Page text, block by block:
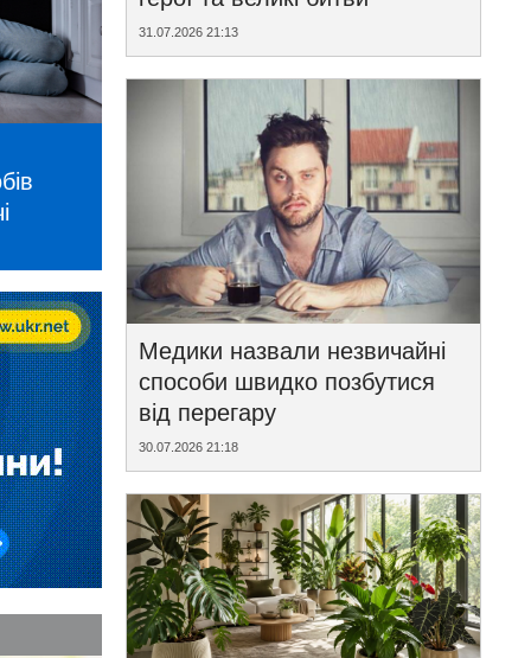
31.07.2026 21:13
Медики назвали незвичайні
способи швидко позбутися
від перегару
30.07.2026 21:18